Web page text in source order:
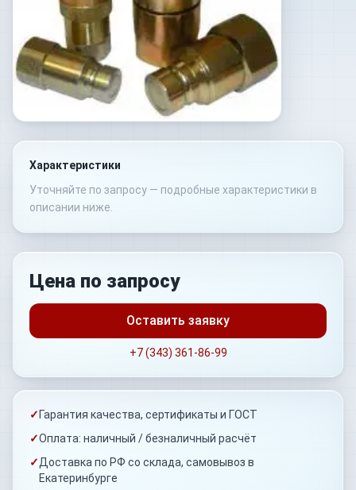
Характеристики
Уточняйте по запросу — подробные характеристики в
описании ниже.
Цена по запросу
Оставить заявку
+7 (343) 361-86-99
✓ Гарантия качества, сертификаты и ГОСТ
✓Оплата: наличный / безналичный расчёт
✓Доставка по РФ со склада, самовывоз в
Екатеринбурге